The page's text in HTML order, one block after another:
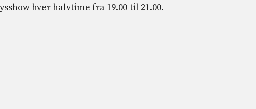
hver halvtime fra 19.00 til 21.00.